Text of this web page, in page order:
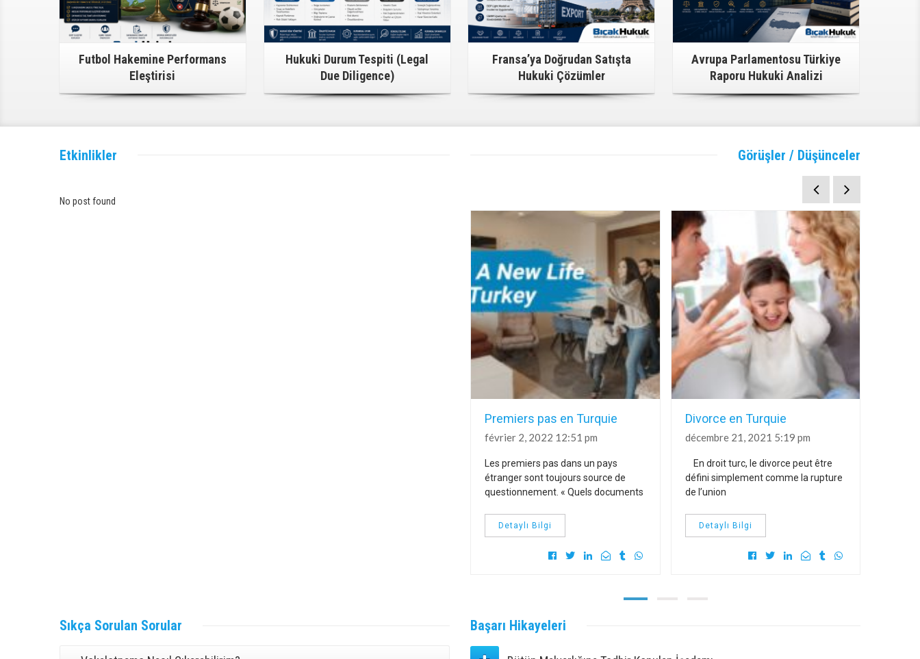
Futbol Hakemine Performans
Eleştirisi
Hukuki Durum Tespiti (Legal
Due Diligence)
Fransa’ya Doğrudan Satışta
Hukuki Çözümler
Avrupa Parlamentosu Türkiye
Raporu Hukuki Analizi
Etkinlikler
No post found
Görüşler / Düşünceler
Premiers pas en Turquie
février 2, 2022 12:51 pm
Les premiers pas dans un pays
étranger sont toujours source de
questionnement. « Quels documents
Detaylı Bilgi
Divorce en Turquie
décembre 21, 2021 5:19 pm
En droit turc, le divorce peut être
défini simplement comme la rupture
de l’union
Detaylı Bilgi
Sıkça Sorulan Sorular Başarı Hikayeleri